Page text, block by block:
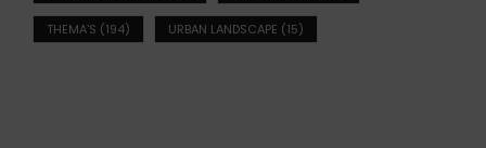
THEMA'S (194) URBAN LANDSCAPE (15)